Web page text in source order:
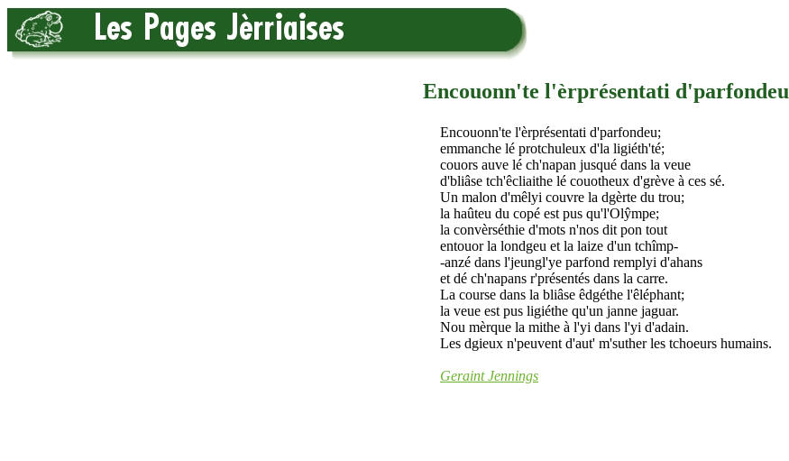
Encouonn'te l'èrprésentati d'parfondeu
Encouonn'te l'èrprésentati d'parfondeu;
emmanche lé protchuleux d'la ligiéth'té;
couors auve lé ch'napan jusqué dans la veue
d'bliâse tch'êcliaithe lé couotheux d'grève à ces sé.
Un malon d'mêlyi couvre la dgèrte du trou;
la haûteu du copé est pus qu'l'Olŷmpe;
la convèrséthie d'mots n'nos dit pon tout
entouor la londgeu et la laize d'un tchîmp-
-anzé dans l'jeungl'ye parfond remplyi d'ahans
et dé ch'napans r'présentés dans la carre.
La course dans la bliâse êdgéthe l'êléphant;
la veue est pus ligiéthe qu'un janne jaguar.
Nou mèrque la mithe à l'yi dans l'yi d'adain.
Les dgieux n'peuvent d'aut' m'suther les tchoeurs humains.
Geraint Jennings